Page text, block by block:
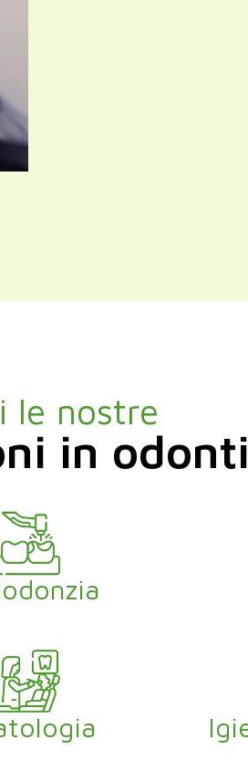
le nostre
in